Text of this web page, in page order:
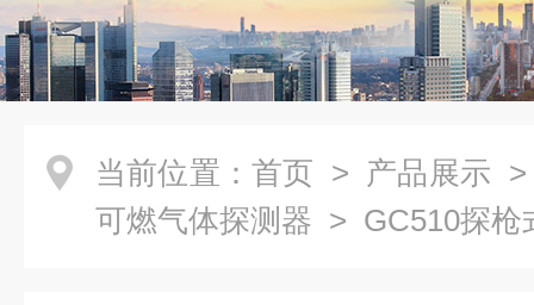
当前位置： 首页 > 产品展示
可燃气体探测器 > GC510探枪